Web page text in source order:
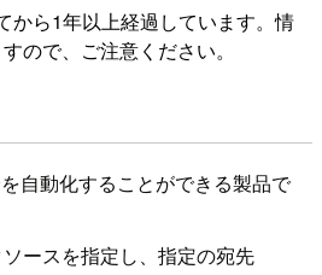
から1年以上経過しています。情
ので、ご注意ください。
自動化することができる製品で
ースを指定し、指定の宛先